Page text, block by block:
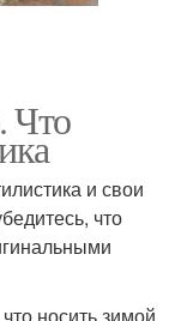
Что
и свои
что